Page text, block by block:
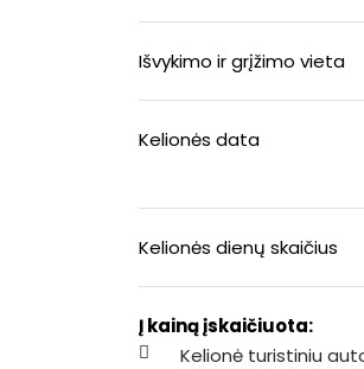
Išvykimo ir grįžimo vieta
Kelionės data
Kelionės dienų skaičius
Į kainą įskaičiuota:
Kelionė turistiniu